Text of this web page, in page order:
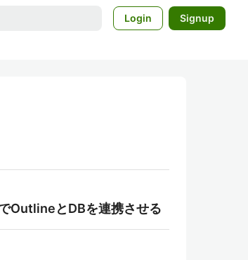
Login Signup
OutlineとDBを連携させる